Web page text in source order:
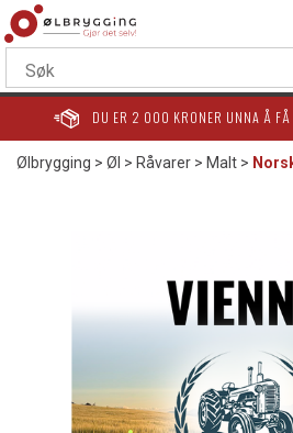
DU ER 2 000 KRONER UNNA Å
Ølbrygging>Øl >Råvarer>Malt>